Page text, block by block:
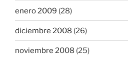
enero 2009 (28)
diciembre 2008 (26)
noviembre 2008 (25)